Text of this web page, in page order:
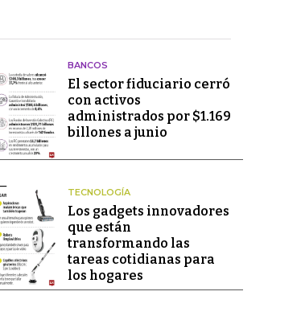
BANCOS
El sector fiduciario cerró
con activos
administrados por $1.169
billones a junio
TECNOLOGÍA
Los gadgets innovadores
que están
transformando las
tareas cotidianas para
los hogares